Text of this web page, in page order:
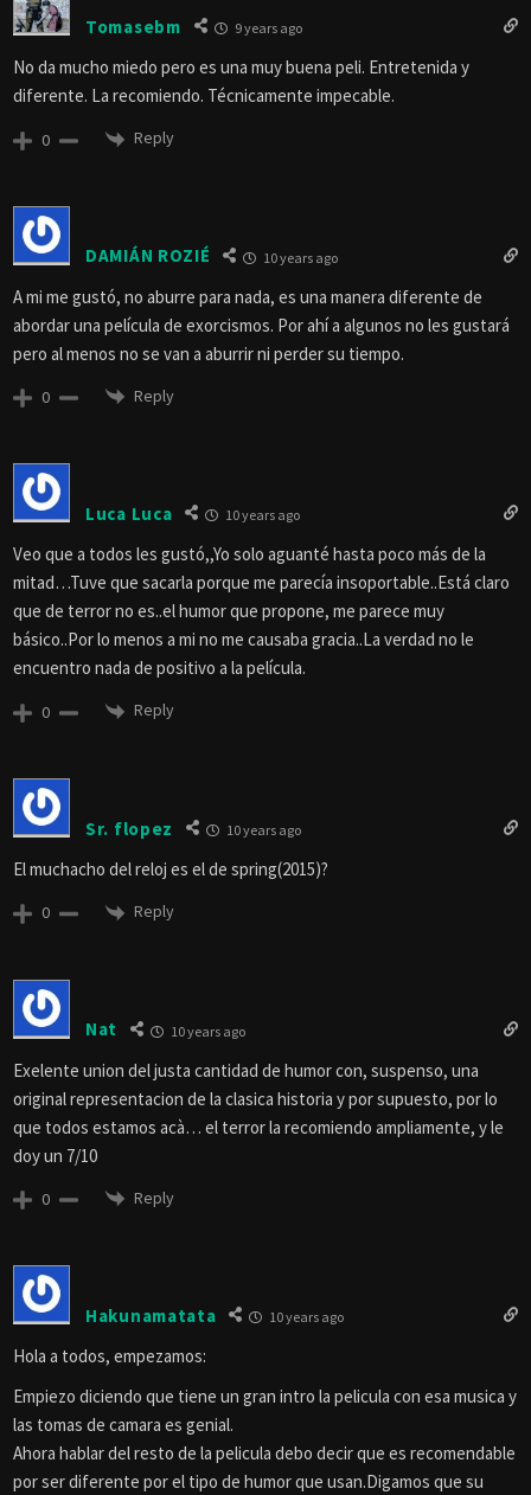
Tomasebm 9 years ago
No da mucho miedo pero es una muy buena peli. Entretenida y
diferente. La recomiendo. Técnicamente impecable.
0 Reply
DAMIÁN ROZIÉ 10 years ago
A mi me gustó, no aburre para nada, es una manera diferente de
abordar una película de exorcismos. Por ahí a algunos no les gustará
pero al menos no se van a aburrir ni perder su tiempo.
0 Reply
Luca Luca 10 years ago
Veo que a todos les gustó,,Yo solo aguanté hasta poco más de la
mitad…Tuve que sacarla porque me parecía insoportable..Está claro
que de terror no es..el humor que propone, me parece muy
básico..Por lo menos a mi no me causaba gracia..La verdad no le
encuentro nada de positivo a la película.
0 Reply
Sr. flopez 10 years ago
El muchacho del reloj es el de spring(2015)?
0 Reply
Nat 10 years ago
Exelente union del justa cantidad de humor con, suspenso, una
original representacion de la clasica historia y por supuesto, por lo
que todos estamos acà… el terror la recomiendo ampliamente, y le
doy un 7/10
0 Reply
Hakunamatata 10 years ago
Hola a todos, empezamos:
Empiezo diciendo que tiene un gran intro la pelicula con esa musica y
las tomas de camara es genial.
Ahora hablar del resto de la pelicula debo decir que es recomendable
por ser diferente por el tipo de humor que usan.Digamos que su